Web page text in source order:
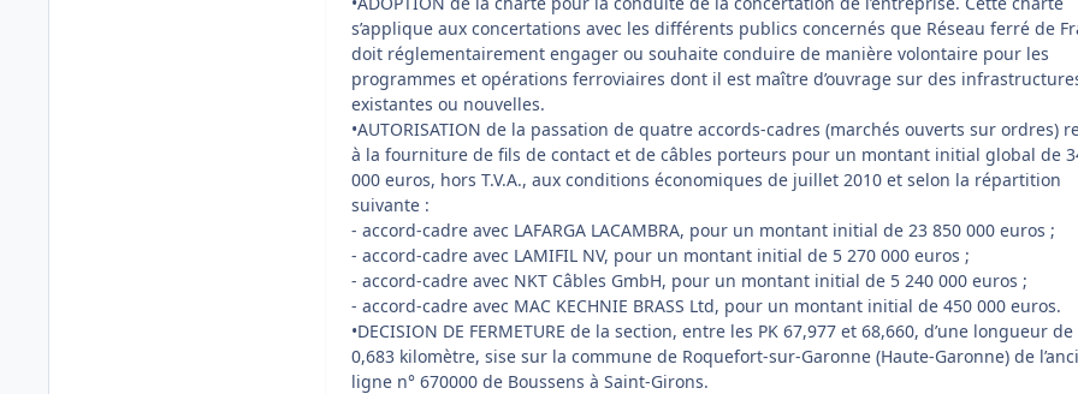
s’applique aux concertations avec les différents publics concernés que Réseau ferré de
doit réglementairement engager ou souhaite conduire de manière volontaire pour les
programmes et opérations ferroviaires dont il est maître d’ouvrage sur des
existantes ou nouvelles.
•AUTORISATION de la passation de quatre accords-cadres (marchés ouverts sur ordres)
à la fourniture de fils de contact et de câbles porteurs pour un montant initial global de
000 euros, hors T.V.A., aux conditions économiques de juillet 2010 et selon la répartition
suivante :
- accord-cadre avec LAFARGA LACAMBRA, pour un montant initial de 23 850 000 euros ;
- accord-cadre avec LAMIFIL NV, pour un montant initial de 5 270 000 euros ;
- accord-cadre avec NKT Câbles GmbH, pour un montant initial de 5 240 000 euros ;
- accord-cadre avec MAC KECHNIE BRASS Ltd, pour un montant initial de 450 000 euros.
•DECISION DE FERMETURE de la section, entre les PK 67,977 et 68,660, d’une longueur de
0,683 kilomètre, sise sur la commune de Roquefort-sur-Garonne (Haute-Garonne) de
ligne n° 670000 de Boussens à Saint-Girons.